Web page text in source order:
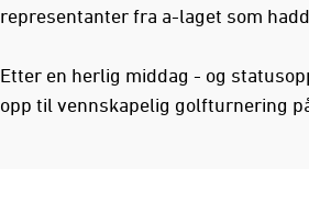
representanter fra a-laget som
Etter en herlig middag - og
opp til vennskapelig golfturnering